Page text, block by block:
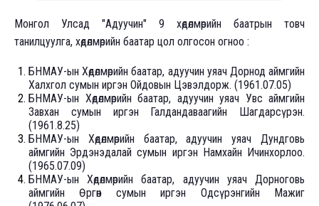
Монгол Улсад "Адуучин" 9 хөдөлмөрийн баатрын товч
танилцуулга, хөдөлмөрийн баатар цол олгосон огноо :
БНМАУ-ын Хөдөлмөрийн баатар, адуучин уяач Дорнод аймгийн
Халхгол сумын иргэн Ойдовын Цэвэлдорж. (1961.07.05)
БНМАУ-ын Хөдөлмөрийн баатар, адуучин уяач Увс аймгийн
Завхан сумын иргэн Галдандаваагийн Шагдарсүрэн.
(1961.8.25)
БНМАУ-ын Хөдөлмөрийн баатар, адуучин уяач Дундговь
аймгийн Эрдэнэдалай сумын иргэн Намхайн Ичинхорлоо.
(1965.07.09)
БНМАУ-ын Хөдөлмөрийн баатар, адуучин уяач Дорноговь
аймгийн Өргөн сумын иргэн Одсүрэнгийн Мажиг